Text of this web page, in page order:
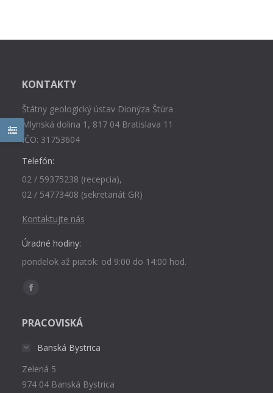
KONTAKTY
Štátny geologický ústav Dionýza Štúra
Mlynská dolina 1, 817 04 Bratislava 11
IČO: 31753604
Telefón:
02 / 59375238 (recepcia),
02 / 54773408 (sekretariát GR)
Kontaktujte nás
Úradné hodiny:
pondelok až piatok: od 9:00 do 14:00 hod.
Find us on:
Facebook
opens
window
PRACOVISKÁ
Banská Bystrica
Zelená 5
974 04 Banská Bystrica